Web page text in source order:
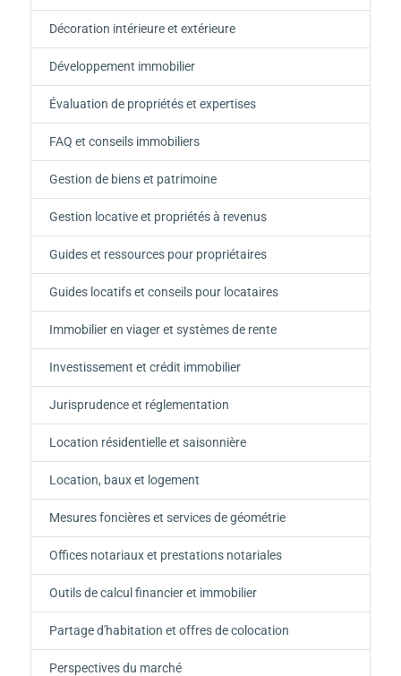
Décoration intérieure et extérieure
Développement immobilier
Évaluation de propriétés et expertises
FAQ et conseils immobiliers
Gestion de biens et patrimoine
Gestion locative et propriétés à revenus
Guides et ressources pour propriétaires
Guides locatifs et conseils pour locataires
Immobilier en viager et systèmes de rente
Investissement et crédit immobilier
Jurisprudence et réglementation
Location résidentielle et saisonnière
Location, baux et logement
Mesures foncières et services de géométrie
Offices notariaux et prestations notariales
Outils de calcul financier et immobilier
Partage d'habitation et offres de colocation
Perspectives du marché